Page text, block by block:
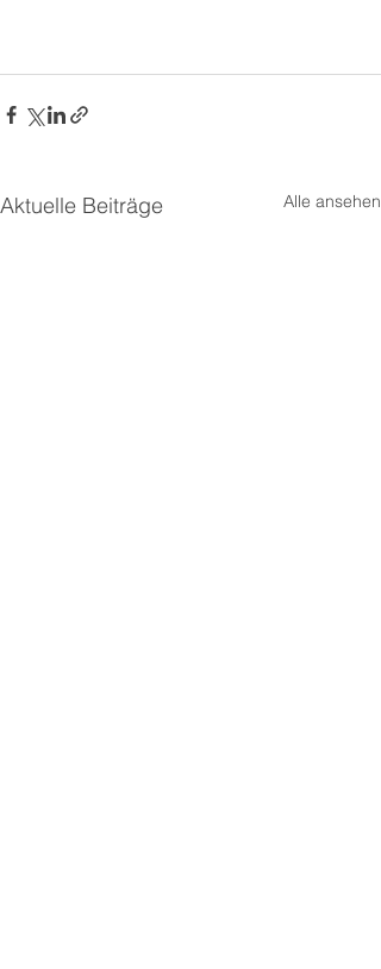
Aktuelle Beiträge Alle ansehen